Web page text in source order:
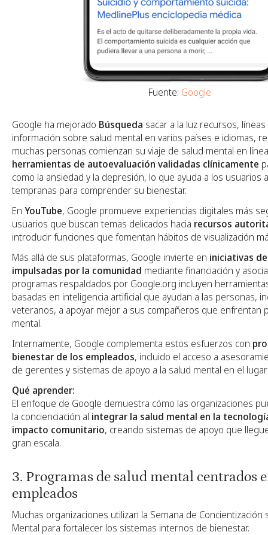
Fuente: Google
Google ha mejorado Búsqueda sacar a la luz recursos,
información sobre salud mental en varios países e idiomas,
muchas personas comienzan su viaje de salud mental en
herramientas de autoevaluación validadas clínicamente
como la ansiedad y la depresión, lo que ayuda a los usuarios
tempranas para comprender su bienestar.
En YouTube, Google promueve experiencias digitales más
usuarios que buscan temas delicados hacia recursos
introducir funciones que fomentan hábitos de visualización
Más allá de sus plataformas, Google invierte en iniciativas
impulsadas por la comunidad mediante financiación y
programas respaldados por Google.org incluyen
basadas en inteligencia artificial que ayudan a las personas,
veteranos, a apoyar mejor a sus compañeros que enfrentan
mental.
Internamente, Google complementa estos esfuerzos con
bienestar de los empleados, incluido el acceso a
de gerentes y sistemas de apoyo a la salud mental en el
Qué aprender:
El enfoque de Google demuestra cómo las organizaciones
la concienciación al integrar la salud mental en la
impacto comunitario, creando sistemas de apoyo que
gran escala.
3. Programas de salud mental centrados
empleados
Muchas organizaciones utilizan la Semana de Concientización
Mental para fortalecer los sistemas internos de bienestar.